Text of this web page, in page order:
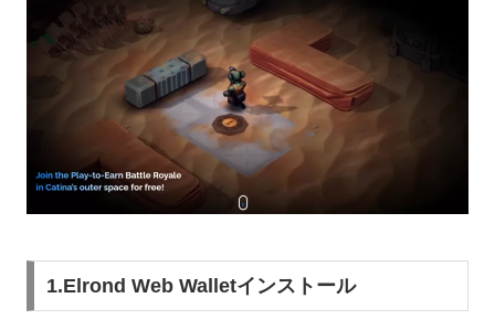
1.Elrond Web Walletインストール